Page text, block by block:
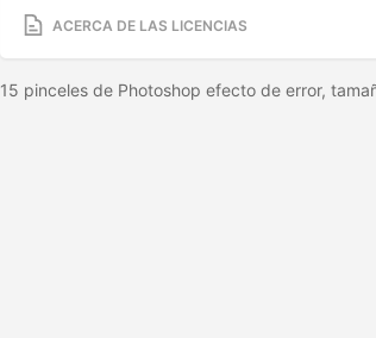
ACERCA DE LAS LICENCIAS
15 pinceles de Photoshop efecto de error,